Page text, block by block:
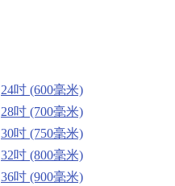
24吋 (600毫米)
28吋 (700毫米)
30吋 (750毫米)
32吋 (800毫米)
36吋 (900毫米)